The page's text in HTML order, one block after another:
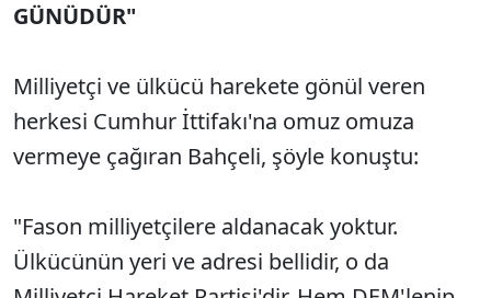
GÜNÜDÜR"
Milliyetçi ve ülkücü harekete gönül veren
herkesi Cumhur İttifakı'na omuz omuza
vermeye çağıran Bahçeli, şöyle konuştu:
"Fason milliyetçilere aldanacak yoktur.
Ülkücünün yeri ve adresi bellidir, o da